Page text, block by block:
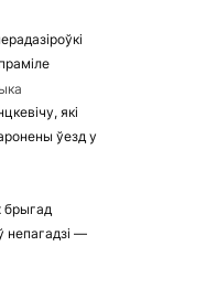
які
ўезд у
брыгад
непагадзі —